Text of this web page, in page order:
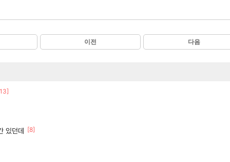
이전 다음
있던데 [8]